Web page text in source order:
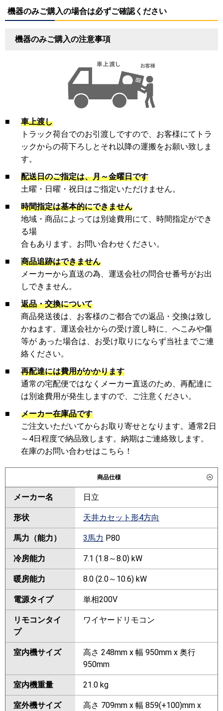
機器のみご購入の場合は必ずご確認ください
機器のみご購入の注意事項
■
車上渡し
トラック荷台でのお引渡しですので、お客様にてトラ
ックからの荷下ろしとそれ以降の運搬をお願い致しま
す。
■
配送日のご指定は、月～金曜日です
土曜・日曜・祝日はご指定いただけません。
■
時間指定は基本的にできません
地域・商品によっては別途費用にて、時間指定ができ
る場
合もあります。お問い合わせください。
■
商品追跡はできません
メーカーから直送の為、運送会社の問合せ番号がお出
しできません。
■
返品・交換について
商品発送後は、お客様のご都合での返品・交換は致し
かねます。運送会社からの受け渡し時に、へこみや傷
等が あった場合は、お受け取りにならず当社までご連
絡ください。
■
再配達には費用がかかります
通常の宅配便ではなくメーカー直送のため、再配達に
は別途費用が発生しますので、ご注意ください。
■
メーカー在庫品です
ご注文いただいてからお取り寄せとなります。通常2日
～4日程度で納品致します。納期はご連絡致します。
在庫のお問い合わせはこちら！
商品仕様
メーカー名 日立
形状 天井カセット形4方向
馬力（能力） 3馬力 P80
冷房能力 7.1 (1.8～8.0) kW
暖房能力 8.0 (2.0～10.6) kW
電源タイプ 単相200V
リモコンタイ
プ
ワイヤードリモコン
室内機サイズ
高さ 248mm x 幅 950mm x 奥行
950mm
室内機重量 21.0 kg
室外機サイズ
高さ 709mm x 幅 859(+100)mm x